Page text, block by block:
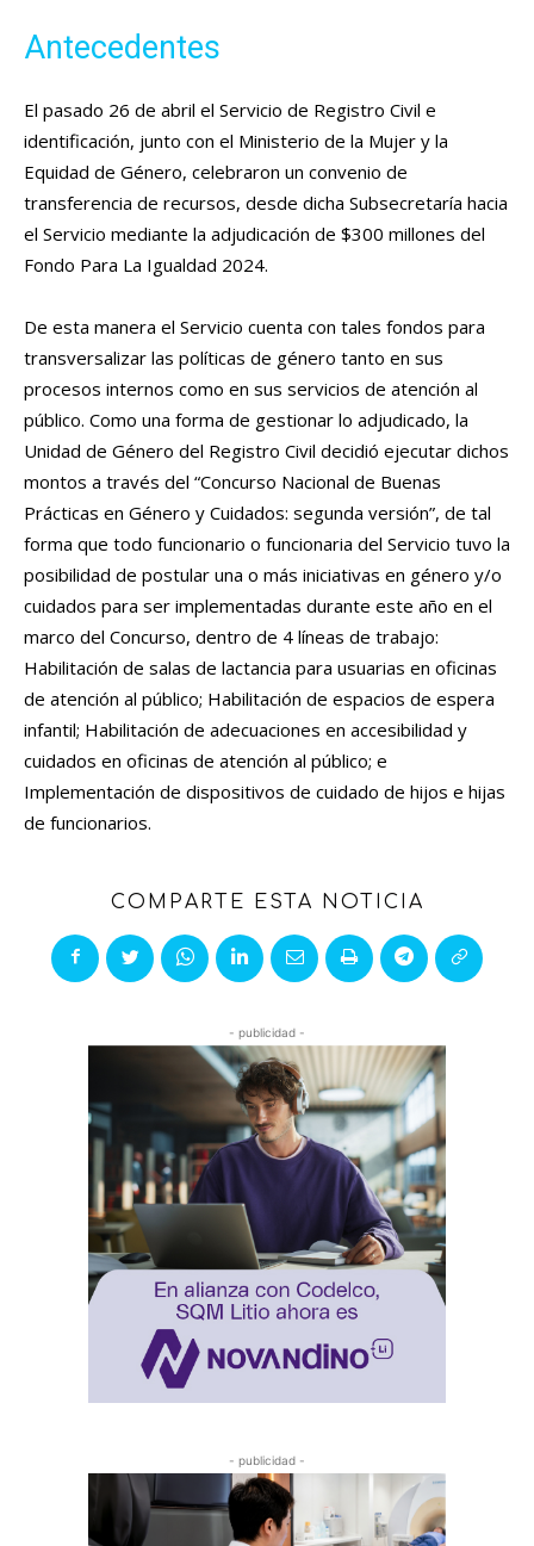
Antecedentes
El pasado 26 de abril el Servicio de Registro Civil e
identificación, junto con el Ministerio de la Mujer y la
Equidad de Género, celebraron un convenio de
transferencia de recursos, desde dicha Subsecretaría hacia
el Servicio mediante la adjudicación de $300 millones del
Fondo Para La Igualdad 2024.
De esta manera el Servicio cuenta con tales fondos para
transversalizar las políticas de género tanto en sus
procesos internos como en sus servicios de atención al
público. Como una forma de gestionar lo adjudicado, la
Unidad de Género del Registro Civil decidió ejecutar dichos
montos a través del “Concurso Nacional de Buenas
Prácticas en Género y Cuidados: segunda versión”, de tal
forma que todo funcionario o funcionaria del Servicio tuvo la
posibilidad de postular una o más iniciativas en género y/o
cuidados para ser implementadas durante este año en el
marco del Concurso, dentro de 4 líneas de trabajo:
Habilitación de salas de lactancia para usuarias en oficinas
de atención al público; Habilitación de espacios de espera
infantil; Habilitación de adecuaciones en accesibilidad y
cuidados en oficinas de atención al público; e
Implementación de dispositivos de cuidado de hijos e hijas
de funcionarios.
COMPARTE ESTA NOTICIA
- publicidad -
- publicidad -